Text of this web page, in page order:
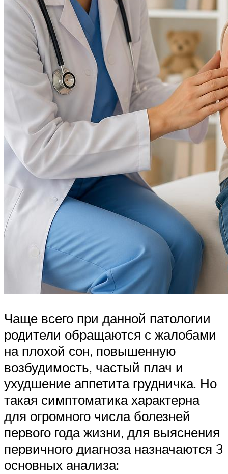
Чаще всего при данной патологии
родители обращаются с жалобами
на плохой сон, повышенную
возбудимость, частый плач и
ухудшение аппетита грудничка. Но
такая симптоматика характерна
для огромного числа болезней
первого года жизни, для выяснения
первичного диагноза назначаются 3
основных анализа: